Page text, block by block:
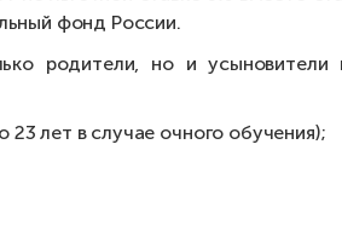
фонд России.
родители, но и
лет в случае очного обучения);